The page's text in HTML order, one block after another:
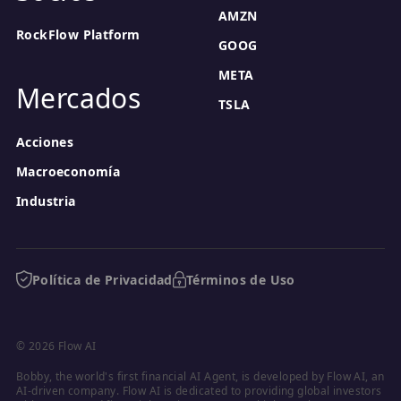
RockFlow Platform
Mercados
Acciones
Macroeconomía
Industria
AMZN
GOOG
META
TSLA
Política de Privacidad Términos de Uso
© 2026 Flow AI
Bobby, the world's first financial AI Agent, is developed by Flow AI, an
AI-driven company. Flow AI is dedicated to providing global investors